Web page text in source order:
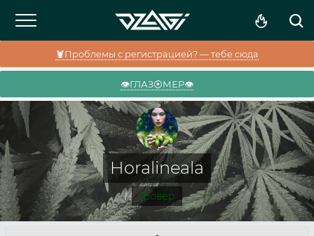
🦞Проблемы с регистрацией? — тебе сюда
👁️ГЛАЗ⦿МЕР👁️
Horalineala
Гровер